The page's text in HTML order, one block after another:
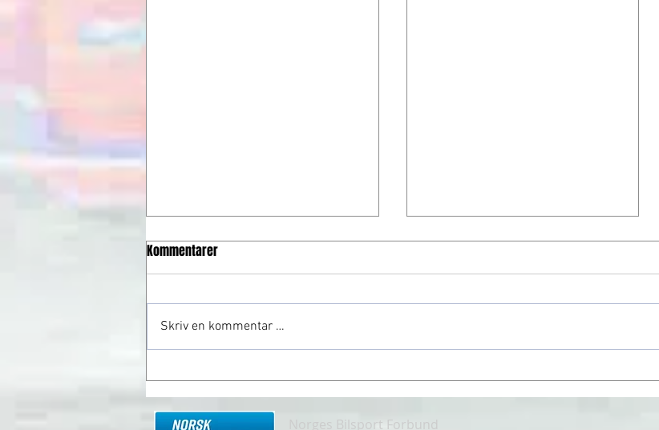
Kommentarer
Skriv en kommentar …
Norges Bilsport Forbund